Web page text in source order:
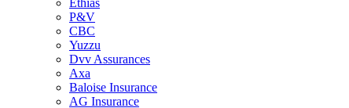
Ethias
P&V
CBC
Yuzzu
Dvv Assurances
Axa
Baloise Insurance
AG Insurance